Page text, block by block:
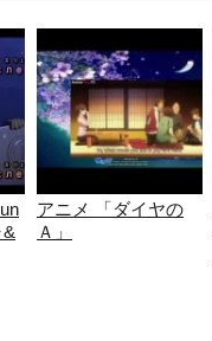
アニメ 「ダイヤの
Ａ」